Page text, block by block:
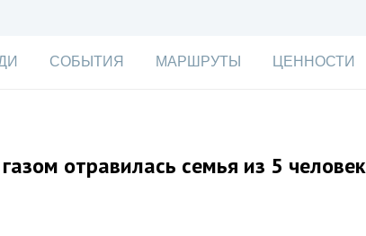
СОБЫТИЯ МАРШРУТЫ ЦЕННОСТИ
отравилась семья из 5 человек